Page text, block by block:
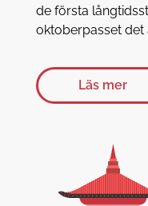
de första
oktoberpasset det
Läs mer